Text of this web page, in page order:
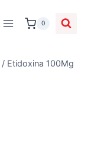
0
/ Etidoxina 100Mg